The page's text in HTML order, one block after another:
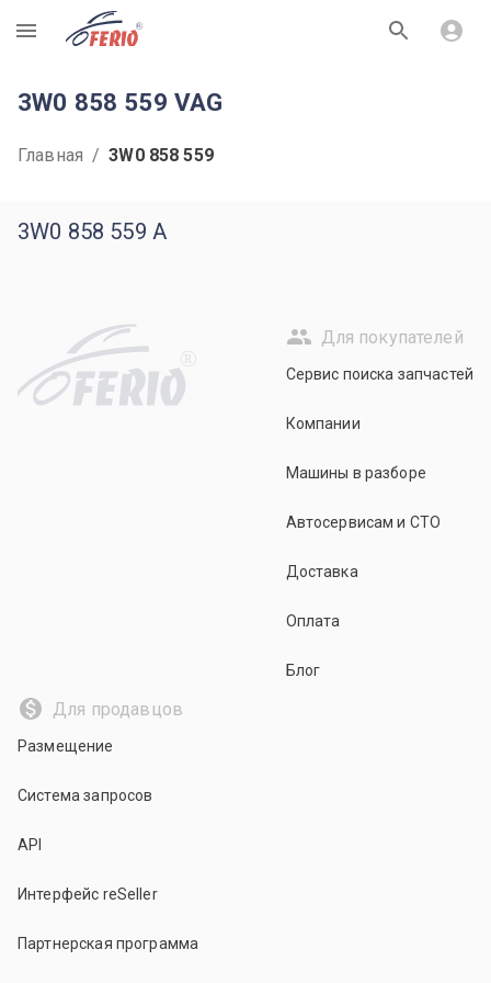
R
3W0 858 559 VAG
Главная / 3W0 858 559
3W0 858 559 A
R
Для покупателей
Сервис поиска запчастей
Компании
Машины в разборе
Автосервисам и СТО
Доставка
Оплата
Блог
Для продавцов
Размещение
Система запросов
API
Интерфейс reSeller
Партнерская программа